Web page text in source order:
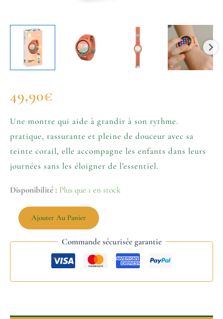
49,90€
Une montre qui aide à grandir à son rythme.
pratique, rassurante et pleine de douceur avec sa
teinte corail, elle accompagne les enfants dans leurs
journées sans les éloigner de l’essentiel.
Disponibilité : Plus que 1 en stock
Ajouter Au Panier
Commande sécurisée garantie